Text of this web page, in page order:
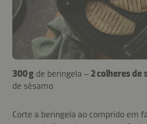
300 g de beringela – 2 colheres de
de sésamo
Corte a beringela ao comprido em